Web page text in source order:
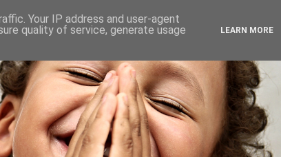
Your IP address and user-agent
quality of service, generate usage
LEARN MORE